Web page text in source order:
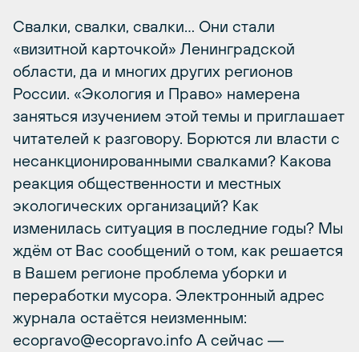
Свалки, свалки, свалки… Они стали
«визитной карточкой» Ленинградской
области, да и многих других регионов
России. «Экология и Право» намерена
заняться изучением этой темы и приглашает
читателей к разговору. Борются ли власти с
несанкционированными свалками? Какова
реакция общественности и местных
экологических организаций? Как
изменилась ситуация в последние годы? Мы
ждём от Вас сообщений о том, как решается
в Вашем регионе проблема уборки и
переработки мусора. Электронный адрес
журнала остаётся неизменным:
ecopravo@ecopravo.info А сейчас ―